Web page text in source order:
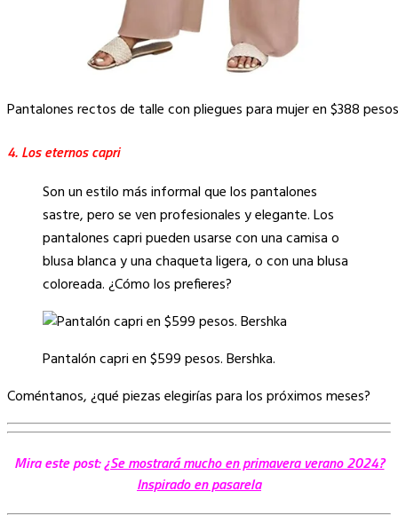
Pantalones rectos de talle con pliegues para mujer en $388
4. Los eternos capri
Son un estilo más informal que los pantalones
sastre, pero se ven profesionales y elegante. Los
pantalones capri pueden usarse con una camisa o
blusa blanca y una chaqueta ligera, o con una blusa
coloreada. ¿Cómo los prefieres?
Pantalón capri en $599 pesos. Bershka.
Coméntanos, ¿qué piezas elegirías para los próximos meses?
Mira este post:¿Se mostrará mucho en primavera verano 2024?
Inspirado en pasarela